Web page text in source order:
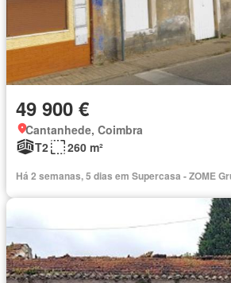
49 900 €
Cantanhede, Coimbra
T2
260 m²
Há 2 semanas, 5 dias em Supercasa - ZOME